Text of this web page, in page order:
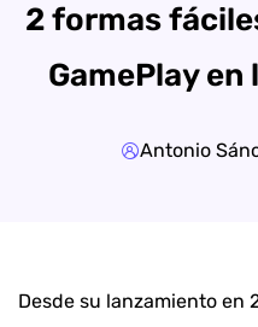
2 formas
GamePlay
Antonio
Desde su lanzamiento en